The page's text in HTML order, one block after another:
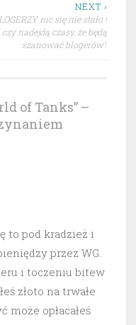
NEXT ›
nic się nie stało !
nadejdą czasy, że będą
szanować blogerów?
of Tanks” –
to pod kradzież i
przez WG.
i toczeniu bitew
złoto na trwałe
może opłacałeś